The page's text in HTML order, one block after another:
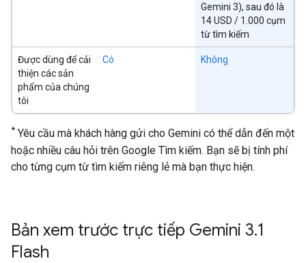
Gemini 3), sau đó là
14 USD / 1.000 cụm
từ tìm kiếm
Được dùng để cải
thiện các sản
phẩm của chúng
tôi
Có Không
* Yêu cầu mà khách hàng gửi cho Gemini có thể dẫn đến một
hoặc nhiều câu hỏi trên Google Tìm kiếm. Bạn sẽ bị tính phí
cho từng cụm từ tìm kiếm riêng lẻ mà bạn thực hiện.
Bản xem trước trực tiếp Gemini 3.1
Flash